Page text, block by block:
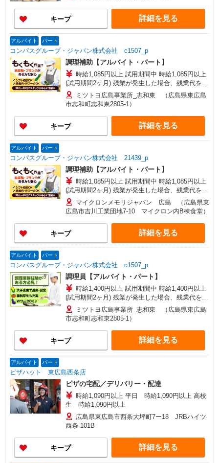
キープ 詳細を見る
アルバイト パート
コンパスグループ・ジャパン株式会社 c1507_p
調理補助【アルバイト・パート】
時給1,085円以上 試用期間中 時給1,085円以上
(試用期間2ヶ月) 残業が発生した場合、残業代を1
分単位で別途支給します。
ミツトヨ広島事業所_志和東 （広島県東広島
市志和町志和東2805-1）
キープ 詳細を見る
アルバイト パート
コンパスグループ・ジャパン株式会社 21439_p
調理補助【アルバイト・パート】
時給1,085円以上 試用期間中 時給1,085円以上
(試用期間2ヶ月) 残業が発生した場合、残業代を1
分単位で別途支給します。
マイクロンメモリジャパン 広島 （広島県東
広島市吉川工業団地7-10 マイクロン内B棟食堂）
キープ 詳細を見る
アルバイト パート
コンパスグループ・ジャパン株式会社 c1507_p
調理員【アルバイト・パート】
時給1,400円以上 試用期間中 時給1,400円以上
(試用期間2ヶ月) 残業が発生した場合、残業代を1
分単位で別途支給します。
ミツトヨ広島事業所_志和東 （広島県東広島
市志和町志和東2805-1）
キープ 詳細を見る
アルバイト パート
ピザハット 東広島西条店
ピザの宅配／デリバリー・配達
時給1,090円以上 平日 時給1,090円以上 高校
生 時給1,090円以上
広島県東広島市西条大坪町7ー18 JRBハイツ
西条 101B
キープ 詳細を見る